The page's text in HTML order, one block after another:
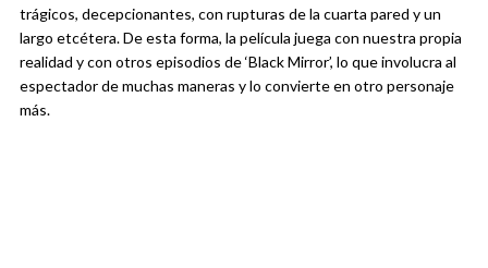
trágicos, decepcionantes, con rupturas de la cuarta pared y un
largo etcétera. De esta forma, la película juega con nuestra propia
realidad y con otros episodios de ‘Black Mirror’, lo que involucra al
espectador de muchas maneras y lo convierte en otro personaje
más.